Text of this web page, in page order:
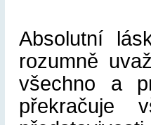
Absolutní
rozumně
všechno a
překračuje